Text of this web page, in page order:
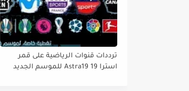
ترددات قنوات الرياضية على قمر
استرا 19 Astra19 للموسم الجديد